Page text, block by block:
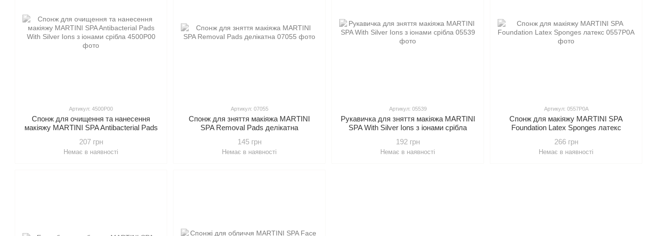
Артикул: 4500P00
Спонж для очищення та нанесення
макіяжу MARTINI SPA Antibacterial Pads
207 грн
Немає в наявності
Артикул: 07055
Спонж для зняття макіяжа MARTINI
SPA Removal Pads делікатна
145 грн
Немає в наявності
Артикул: 05539
Рукавичка для зняття макіяжа MARTINI
SPA With Silver Ions з іонами срібла
192 грн
Немає в наявності
Артикул: 0557P0A
Спонж для макіяжу MARTINI SPA
Foundation Latex Sponges латекс
266 грн
Немає в наявності